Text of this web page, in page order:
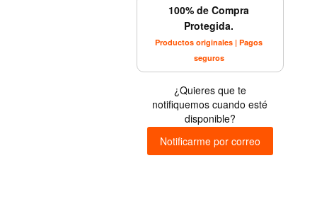
100% de Compra
Protegida.
Productos originales | Pagos
seguros
¿Quieres que te
notifiquemos cuando esté
disponible?
Notificarme por correo